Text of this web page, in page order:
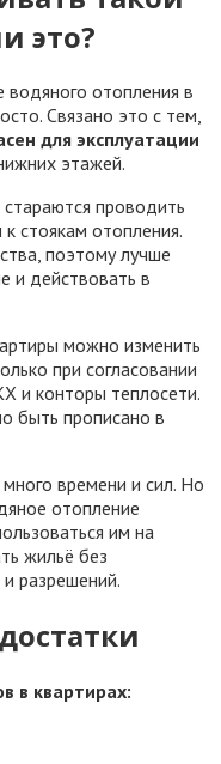
это?
отопления в
Связано это с тем,
для эксплуатации
этажей.
проводить
стоякам отопления.
поэтому лучше
и действовать в
можно изменить
при согласовании
и конторы теплосети.
быть прописано в
времени и сил. Но
отопление
им на
жильё без
разрешений.
в квартирах: